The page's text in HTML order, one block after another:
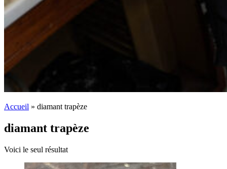
Accueil » diamant trapèze
diamant trapèze
Voici le seul résultat